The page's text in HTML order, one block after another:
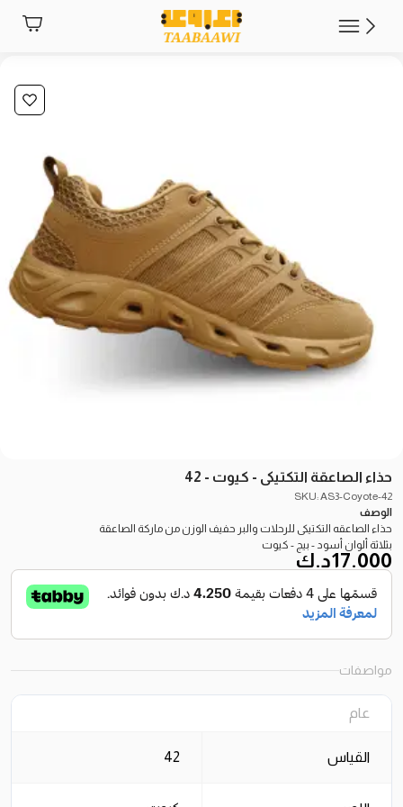
حذاء الصاعقة التكتيكى - كيوت - 42
SKU: AS3-Coyote-42
الوصف
حذاء الصاعقه التكتيكى للرحلات والبر حفيف الوزن من ماركة الصاعقة
بثلاثة ألوان أسود - بيج - كيوت
17.000د.ك
مواصفات
عام
القياس 42